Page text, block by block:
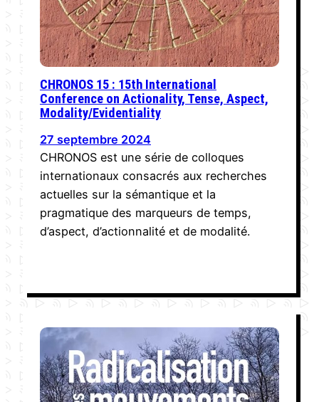
CHRONOS 15 : 15th International
Conference on Actionality, Tense, Aspect,
Modality/Evidentiality
27 septembre 2024
CHRONOS est une série de colloques
internationaux consacrés aux recherches
actuelles sur la sémantique et la
pragmatique des marqueurs de temps,
d’aspect, d’actionnalité et de modalité.